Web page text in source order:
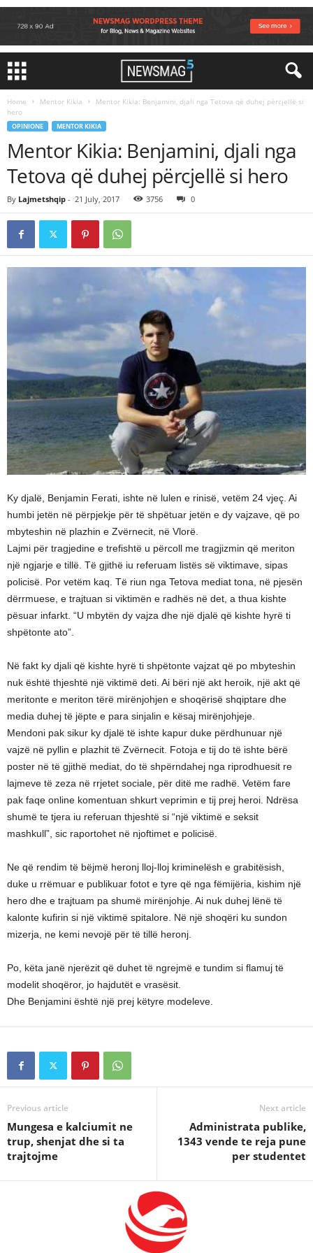
Home Mentor Kikia
Mentor Kikia: Benjamini, djali nga Tetova që duhej përcjellë si
hero
OPINIONE MENTOR KIKIA
Mentor Kikia: Benjamini, djali nga
Tetova që duhej përcjellë si hero
By Lajmetshqip - 21 July, 2017 3756 0
Ky djalë, Benjamin Ferati, ishte në lulen e rinisë, vetëm 24 vjeç. Ai
humbi jetën në përpjekje për të shpëtuar jetën e dy vajzave, që po
mbyteshin në plazhin e Zvërnecit, në Vlorë.
Lajmi për tragjedine e trefishtë u përcoll me tragjizmin që meriton
një ngjarje e tillë. Të gjithë iu referuam listës së viktimave, sipas
policisë. Por vetëm kaq. Të riun nga Tetova mediat tona, në pjesën
dërrmuese, e trajtuan si viktimën e radhës në det, a thua kishte
pësuar infarkt. “U mbytën dy vajza dhe një djalë që kishte hyrë ti
shpëtonte ato”.
Në fakt ky djali që kishte hyrë ti shpëtonte vajzat që po mbyteshin
nuk është thjeshtë një viktimë deti. Ai bëri një akt heroik, një akt që
meritonte e meriton tërë mirënjohjen e shoqërisë shqiptare dhe
media duhej të jëpte e para sinjalin e kësaj mirënjohjeje.
Mendoni pak sikur ky djalë të ishte kapur duke përdhunuar një
vajzë në pyllin e plazhit të Zvërnecit. Fotoja e tij do të ishte bërë
poster në të gjithë mediat, do të shpërndahej nga riprodhuesit re
lajmeve të zeza në rrjetet sociale, për ditë me radhë. Vetëm fare
pak faqe online komentuan shkurt veprimin e tij prej heroi. Ndrësa
shumë te tjera iu referuan thjeshtë si “një viktimë e seksit
mashkull”, sic raportohet në njoftimet e policisë.
Ne që rendim të bëjmë heronj lloj-lloj kriminelësh e grabitësish,
duke u rrëmuar e publikuar fotot e tyre që nga fëmijëria, kishim një
hero dhe e trajtuam pa shumë mirënjohje. Ai nuk duhej lënë të
kalonte kufirin si një viktimë spitalore. Në një shoqëri ku sundon
mizerja, ne kemi nevojë për të tillë heronj.
Po, këta janë njerëzit që duhet të ngrejmë e tundim si flamuj të
modelit shoqëror, jo hajdutët e vrasësit.
Dhe Benjamini është një prej këtyre modeleve.
Previous article
Mungesa e kalciumit ne
trup, shenjat dhe si ta
trajtojme
Next article
Administrata publike,
1343 vende te reja pune
per studentet